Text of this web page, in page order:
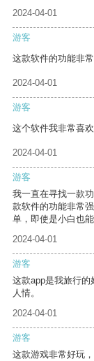
2024-04-01
游客
这款软件的功能非
2024-04-01
游客
这个软件我非常喜欢
2024-04-01
游客
我一直在寻找一款
款软件的功能非常
单，即使是小白也能
2024-04-01
游客
这款app是我旅行
人情。
2024-04-01
游客
这款游戏非常好玩